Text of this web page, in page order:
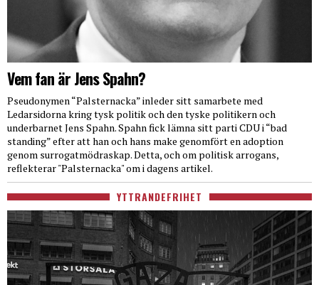
Vem fan är Jens Spahn?
Pseudonymen “Palsternacka” inleder sitt samarbete med
Ledarsidorna kring tysk politik och den tyske politikern och
underbarnet Jens Spahn. Spahn fick lämna sitt parti CDU i “bad
standing” efter att han och hans make genomfört en adoption
genom surrogatmödraskap. Detta, och om politisk arrogans,
reflekterar "Palsternacka" om i dagens artikel.
YTTRANDEFRIHET